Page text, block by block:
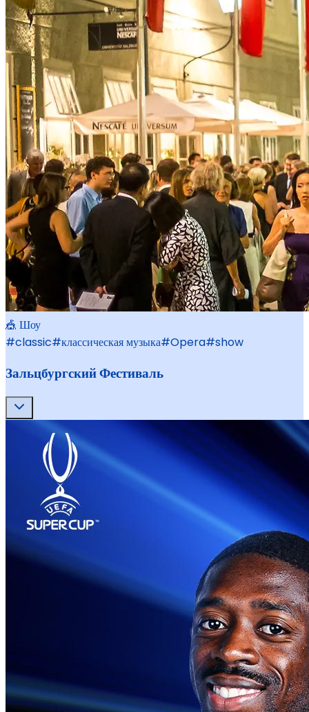
🎪 Шоу
#classic#классическая музыка#Opera#show
Зальцбургский Фестиваль